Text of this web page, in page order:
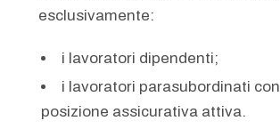
esclusivamente:
i lavoratori dipendenti;
i lavoratori parasubordinati con
posizione assicurativa attiva.